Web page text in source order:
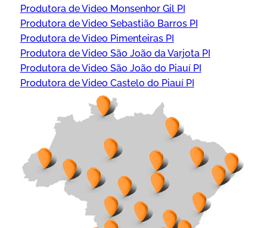
Produtora de Video Monsenhor Gil PI
Produtora de Video Sebastião Barros PI
Produtora de Video Pimenteiras PI
Produtora de Video São João da Varjota PI
Produtora de Video São João do Piauí PI
Produtora de Video Castelo do Piauí PI